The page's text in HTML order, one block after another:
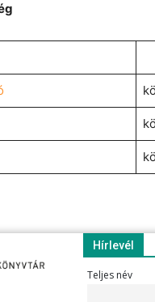
Hírlevél
Teljes név